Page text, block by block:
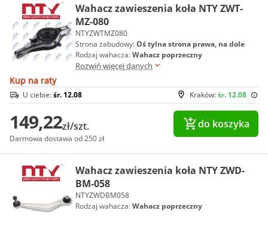
Wahacz zawieszenia koła NTY ZWT-
MZ-080
NTYZWTMZ080
Strona zabudowy:Oś tylna strona prawa, na dole
Rodzaj wahacza:Wahacz poprzeczny
Rozwiń więcej danych
Kup na raty
Kraków:śr. 12.08
U ciebie:śr. 12.08
149,22zł/szt.
Darmowa dostawa od 250 zł
do koszyka
Wahacz zawieszenia koła NTY ZWD-
BM-058
NTYZWDBM058
Rodzaj wahacza:Wahacz poprzeczny